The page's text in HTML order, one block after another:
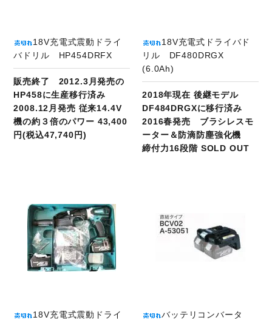
18V充電式震動ドライ
バドリル HP454DRFX
販売終了 2012.3月発売の
HP458に生産移行済み
2008.12月発売 従来14.4V
機の約３倍のパワー 43,400
円(税込47,740円)
18V充電式ドライバド
リル DF480DRGX
(6.0Ah)
2018年現在 後継モデル
DF484DRGXに移行済み
2016春発売 ブラシレスモ
ーター＆防滴防塵強化機
締付力16段階 SOLD OUT
18V充電式震動ドライ
バッテリコンバータ